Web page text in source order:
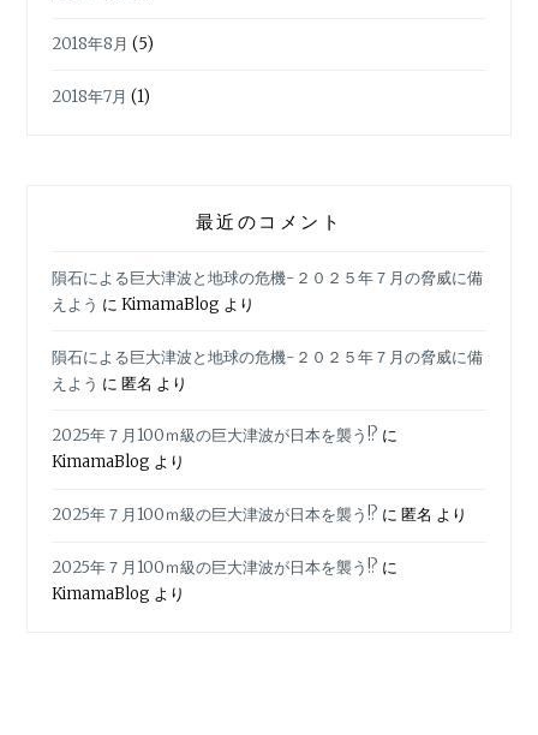
2018年8月 (5)
2018年7月 (1)
最近のコメント
隕石による巨大津波と地球の危機-２０２５年７月の脅威に備
えよう にKimamaBlog より
隕石による巨大津波と地球の危機-２０２５年７月の脅威に備
えよう に匿名 より
2025年７月100ｍ級の巨大津波が日本を襲う!? に
KimamaBlog より
2025年７月100ｍ級の巨大津波が日本を襲う!? に匿名 より
2025年７月100ｍ級の巨大津波が日本を襲う!? に
KimamaBlog より